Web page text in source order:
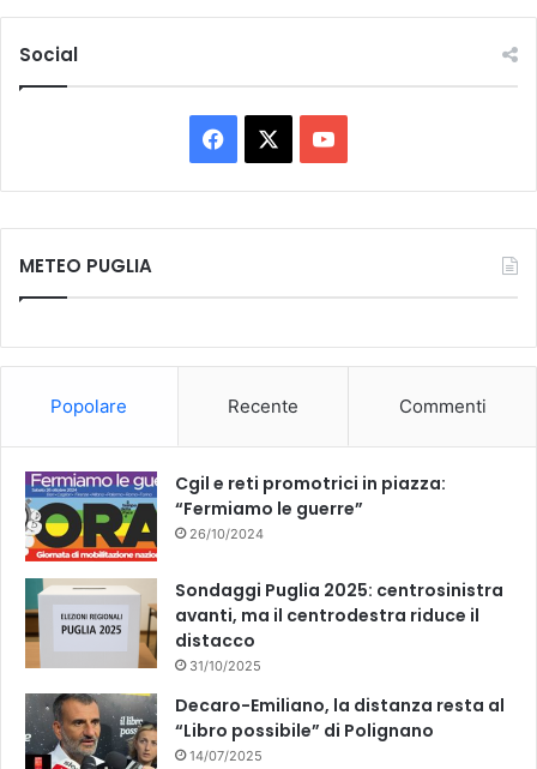
Social
a
c
k
o
u
METEO PUGLIA
Popolare Recente Commenti
Cgil e reti promotrici in piazza:
“Fermiamo le guerre”
26/10/2024
Sondaggi Puglia 2025: centrosinistra
avanti, ma il centrodestra riduce il
distacco
31/10/2025
Decaro-Emiliano, la distanza resta al
“Libro possibile” di Polignano
14/07/2025